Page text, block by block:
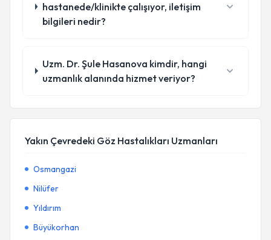
hastanede/klinikte çalışıyor, iletişim
bilgileri nedir?
Uzm. Dr. Şule Hasanova kimdir, hangi
uzmanlık alanında hizmet veriyor?
Yakın Çevredeki Göz Hastalıkları Uzmanları
Osmangazi
Nilüfer
Yıldırım
Büyükorhan